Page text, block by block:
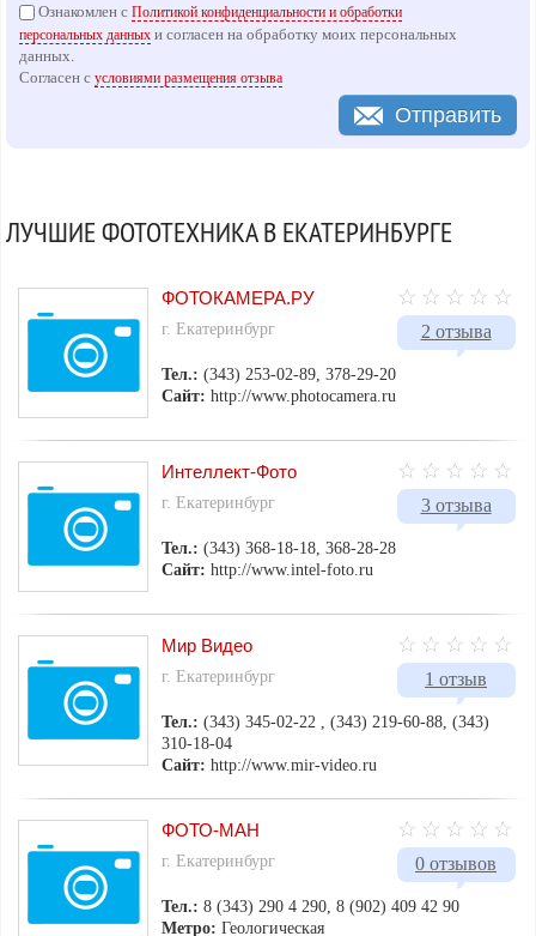
Ознакомлен сПолитикой конфиденциальности и обработки
персональных данных и согласен на обработку моих персональных
данных.
Согласен сусловиями размещения отзыва
Отправить
ЛУЧШИЕ ФОТОТЕХНИКА В ЕКАТЕРИНБУРГЕ
2 отзыва
ФОТОКАМЕРА.РУ
г. Екатеринбург
Тел.:(343) 253-02-89, 378-29-20
Сайт: http://www.photocamera.ru
3 отзыва
Интеллект-Фото
г. Екатеринбург
Тел.:(343) 368-18-18, 368-28-28
Сайт: http://www.intel-foto.ru
1 отзыв
Мир Видео
г. Екатеринбург
Тел.:(343) 345-02-22 , (343) 219-60-88, (343)
310-18-04
Сайт: http://www.mir-video.ru
0 отзывов
ФОТО-МАН
г. Екатеринбург
Тел.:8 (343) 290 4 290, 8 (902) 409 42 90
Метро:Геологическая